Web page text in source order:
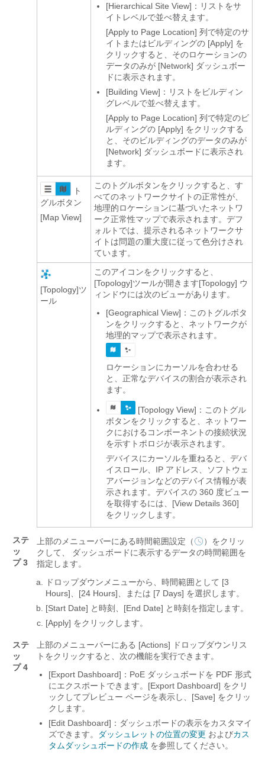
[Hierarchical Site View]：リストをサ
イトレベルで並べ替えます。
[Apply to Page Location] 列で特定のサ
イトまたはビルディングの [Apply] を
クリックすると、そのロケーションの
データのみが [Network] ダッシュボー
ドに表示されます。
[Building View]：リストをビルディン
グレベルで並べ替えます。
[Apply to Page Location] 列で特定のビ
ルディングの [Apply] をクリックする
と、そのビルディングのデータのみが
[Network] ダッシュボードに表示され
ます。
ト
グルボタン
[Map View]
このトグルボタンをクリックすると、す
べてのネットワークサイトの正常性が、
地理的ロケーションに基づいたネットワ
ーク正常性マップで表示されます。デフ
ォルトでは、提示されるネットワークサ
イトは問題の重大度に従って色分けされ
ています。
[Topology]ツ
ール
このアイコンをクリックすると、
[Topology]ツールが開きます[Topology] ウ
ィンドウには次のビューがあります。
[Geographical View]：このトグルボタ
ンをクリックすると、ネットワークが
地理的マップで表示されます。
ロケーションにカーソルを合わせる
と、正常なデバイスの割合が表示され
ます。
[Topology View] ：このトグル
ボタンをクリックすると、ネットワー
クにおけるコンポーネントの接続状況
を示すトポロジが表示されます。
デバイスにカーソルを重ねると、デバ
イスロール、IP アドレス、ソフトウェ
アバージョンなどのデバイス情報が表
示されます。デバイスの 360 度ビュー
を取得するには、[View Details 360]
をクリックします。
ステ
ッ
プ 3
上部のメニューバーにある時間範囲設定（
）をクリッ
クして、 ダッシュボードに表示するデータの時間範囲を
指定します。
ドロップダウンメニューから、時間範囲として [3
Hours] 、[24 Hours] 、または [7 Days] を選択します。
[Start Date] と時刻、 [End Date] と時刻を指定します。
[Apply] をクリックします。
ステ
ッ
プ 4
上部のメニューバーにある [Actions] ドロップダウンリス
トをクリックすると、次の機能を実行できます。
[Export Dashboard]：PoE ダッシュボードを PDF 形式
にエクスポートできます。 [Export Dashboard] をクリ
ックしてプレビュー ページを表示し、[Save] をクリッ
クします。
[Edit Dashboard]：ダッシュボードの表示をカスタマイ
ズできます。
ダッシュレットの位置の変更 およびカス
タムダッシュボードの作成 を参照してください。